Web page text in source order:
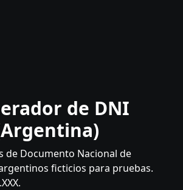
de DNI
de Documento Nacional de
ficticios para pruebas.